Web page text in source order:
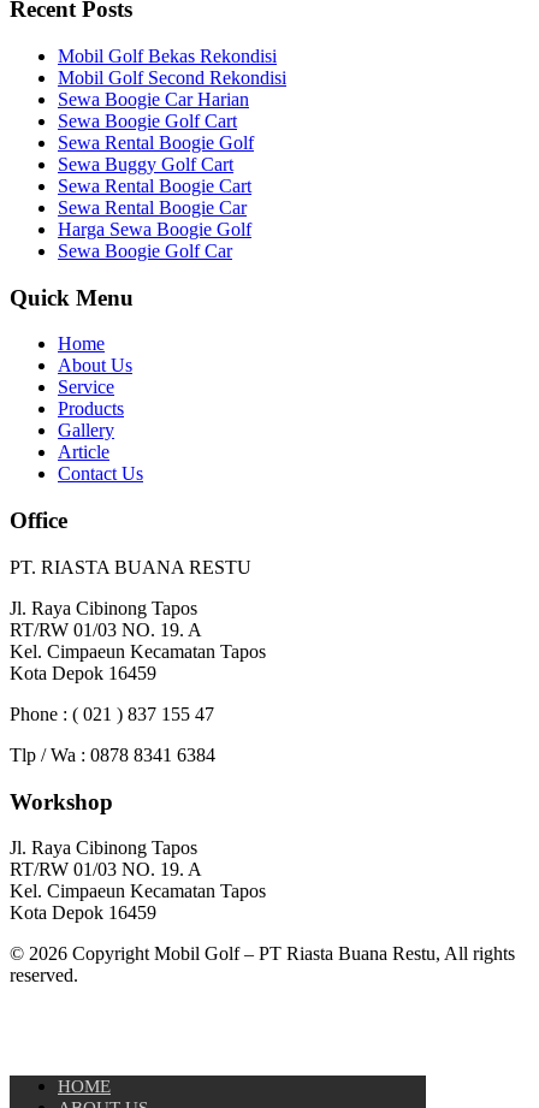
Recent Posts
Mobil Golf Bekas Rekondisi
Mobil Golf Second Rekondisi
Sewa Boogie Car Harian
Sewa Boogie Golf Cart
Sewa Rental Boogie Golf
Sewa Buggy Golf Cart
Sewa Rental Boogie Cart
Sewa Rental Boogie Car
Harga Sewa Boogie Golf
Sewa Boogie Golf Car
Quick Menu
Home
About Us
Service
Products
Gallery
Article
Contact Us
Office
PT. RIASTA BUANA RESTU
Jl. Raya Cibinong Tapos
RT/RW 01/03 NO. 19. A
Kel. Cimpaeun Kecamatan Tapos
Kota Depok 16459
Phone : ( 021 ) 837 155 47
Tlp / Wa : 0878 8341 6384
Workshop
Jl. Raya Cibinong Tapos
RT/RW 01/03 NO. 19. A
Kel. Cimpaeun Kecamatan Tapos
Kota Depok 16459
© 2026 Copyright Mobil Golf – PT Riasta Buana Restu, All rights
reserved.
HOME